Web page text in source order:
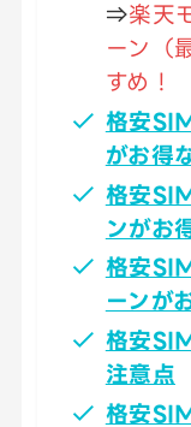
⇒楽天
ーン（
すめ！
格安
がお得
格安
ンがお
格安
ーンが
格安
注意点
格安